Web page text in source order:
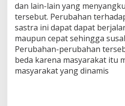
dan lain-lain yang
tersebut. Perubahan
sastra ini dapat dapat
maupun cepat sehingga
Perubahan-perubahan
beda karena masyarakat itu
masyarakat yang dinamis